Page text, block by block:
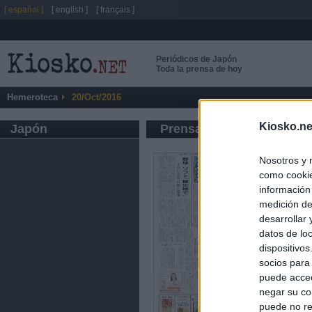
Nosotros y
como
medición
desarrollar
datos de
socios
puede
negar su
puede no
Periódicos de Japón
Toda la prensa de hoy
Hemeroteca 20/Oct/2016
Japón Prensa de Información
[ español ] [ english ] [ français ]